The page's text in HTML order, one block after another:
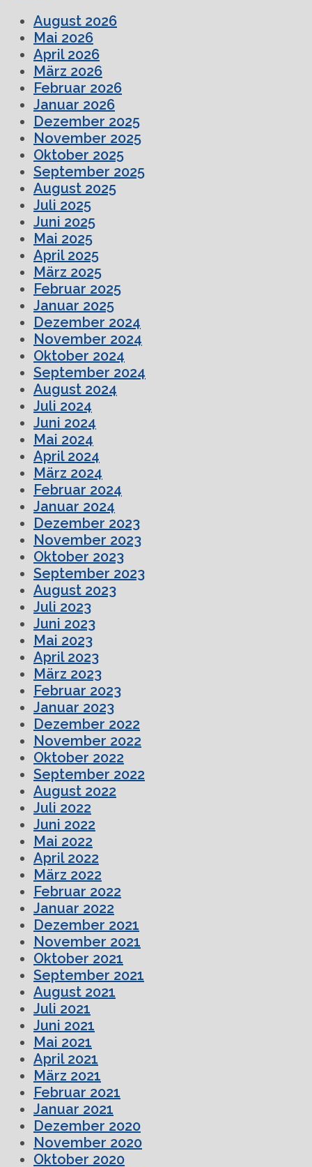
August 2026
Mai 2026
April 2026
März 2026
Februar 2026
Januar 2026
Dezember 2025
November 2025
Oktober 2025
September 2025
August 2025
Juli 2025
Juni 2025
Mai 2025
April 2025
März 2025
Februar 2025
Januar 2025
Dezember 2024
November 2024
Oktober 2024
September 2024
August 2024
Juli 2024
Juni 2024
Mai 2024
April 2024
März 2024
Februar 2024
Januar 2024
Dezember 2023
November 2023
Oktober 2023
September 2023
August 2023
Juli 2023
Juni 2023
Mai 2023
April 2023
März 2023
Februar 2023
Januar 2023
Dezember 2022
November 2022
Oktober 2022
September 2022
August 2022
Juli 2022
Juni 2022
Mai 2022
April 2022
März 2022
Februar 2022
Januar 2022
Dezember 2021
November 2021
Oktober 2021
September 2021
August 2021
Juli 2021
Juni 2021
Mai 2021
April 2021
März 2021
Februar 2021
Januar 2021
Dezember 2020
November 2020
Oktober 2020